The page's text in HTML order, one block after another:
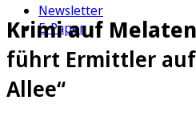
Newsletter
E-Paper
Krimi auf Melaten
führt Ermittler
Allee“